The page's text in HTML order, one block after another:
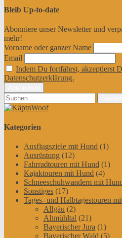
Bleib Up-to-date
Abonniere unser Newsletter und
mehr!
Vorname oder ganzer Name
Email
Indem Du fortfährst, akzeptierst
Datenschutzerklärung.
Suchen
nach:
Kategorien
Ausflugsziele mit Hund (1)
Ausrüstung (12)
Fahrradtouren mit Hund (1)
Kajaktouren mit Hund (4)
Schneeschuhwandern mit
Sonstiges (17)
Tages- und Halbtagestouren
Allgäu (2)
Altmühltal (21)
Bayerischer Jura (1)
Bayerischer Wald (5)